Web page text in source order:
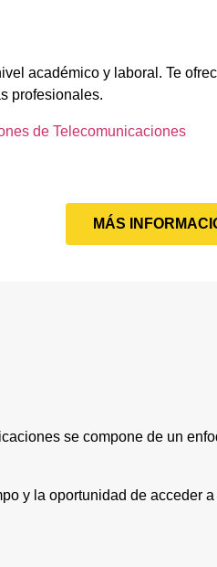
académico y laboral. Te
profesionales.
de Telecomunicaciones
MÁS
se compone de un
y la oportunidad de acceder